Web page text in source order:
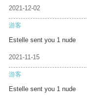
2021-12-02
游客
Estelle sent you 1 nude
2021-11-15
游客
Estelle sent you 1 nude